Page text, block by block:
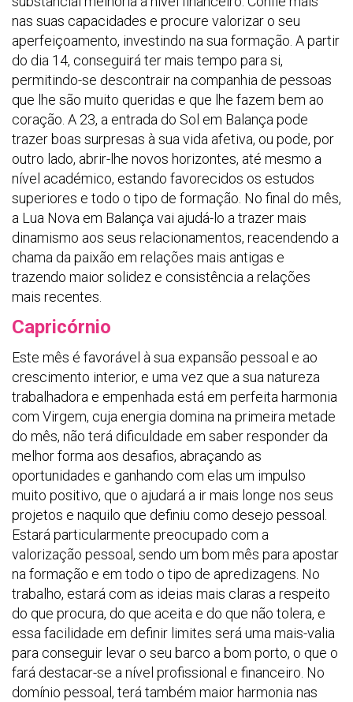
nas suas capacidades e procure valorizar o seu
aperfeiçoamento, investindo na sua formação. A partir
do dia 14, conseguirá ter mais tempo para si,
permitindo-se descontrair na companhia de pessoas
que lhe são muito queridas e que lhe fazem bem ao
coração. A 23, a entrada do Sol em Balança pode
trazer boas surpresas à sua vida afetiva, ou pode, por
outro lado, abrir-lhe novos horizontes, até mesmo a
nível académico, estando favorecidos os estudos
superiores e todo o tipo de formação. No final do mês,
a Lua Nova em Balança vai ajudá-lo a trazer mais
dinamismo aos seus relacionamentos, reacendendo a
chama da paixão em relações mais antigas e
trazendo maior solidez e consistência a relações
mais recentes.
Capricórnio
Este mês é favorável à sua expansão pessoal e ao
crescimento interior, e uma vez que a sua natureza
trabalhadora e empenhada está em perfeita harmonia
com Virgem, cuja energia domina na primeira metade
do mês, não terá dificuldade em saber responder da
melhor forma aos desafios, abraçando as
oportunidades e ganhando com elas um impulso
muito positivo, que o ajudará a ir mais longe nos seus
projetos e naquilo que definiu como desejo pessoal.
Estará particularmente preocupado com a
valorização pessoal, sendo um bom mês para apostar
na formação e em todo o tipo de apredizagens. No
trabalho, estará com as ideias mais claras a respeito
do que procura, do que aceita e do que não tolera, e
essa facilidade em definir limites será uma mais-valia
para conseguir levar o seu barco a bom porto, o que o
fará destacar-se a nível profissional e financeiro. No
domínio pessoal, terá também maior harmonia nas